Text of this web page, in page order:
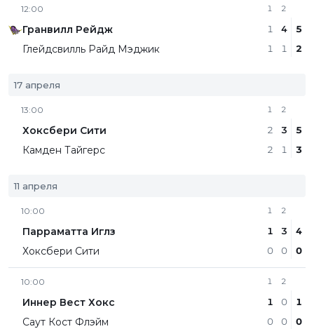
12:00
Гранвилл Рейдж
Глейдсвилль Райд Мэджик
1
1
1
2
4
1
5
2
17 апреля
13:00
Хоксбери Сити
Камден Тайгерс
1
2
2
2
3
1
5
3
11 апреля
10:00
Парраматта Иглз
Хоксбери Сити
1
1
0
2
3
0
4
0
10:00
Иннер Вест Хокс
Саут Кост Флэйм
1
1
0
2
0
0
1
0